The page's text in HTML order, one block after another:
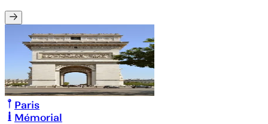
Paris
Mémorial